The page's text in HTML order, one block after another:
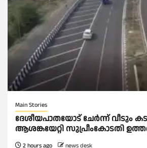
Main Stories
ദേശീയപാതയോട് ചേര്‍ന്ന് വീടും
ആശങ്കയേറ്റി സുപ്രീംകോടതി
2 hours ago news desk